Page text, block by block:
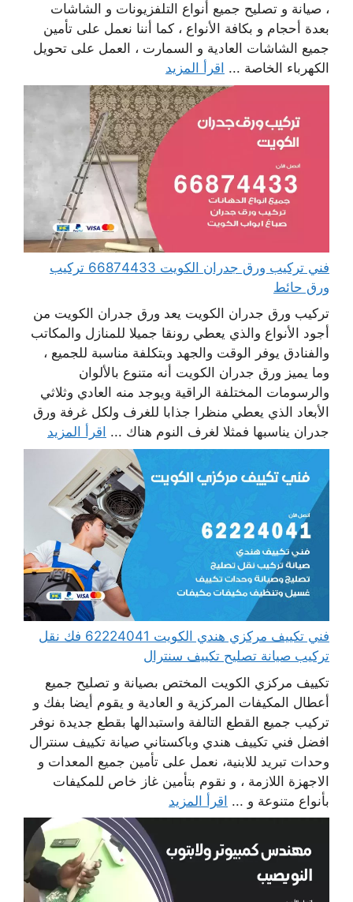
، صيانة و تصليح جميع أنواع التلفزيونات و الشاشات
بعدة أحجام و بكافة الأنواع ، كما أننا نعمل على تأمين
جميع الشاشات العادية و السمارت ، العمل على تحويل
الكهرباء الخاصة ... اقرأ المزيد
فني تركيب ورق جدران الكويت 66874433 تركيب
ورق حائط
تركيب ورق جدران الكويت يعد ورق جدران الكويت من
أجود الأنواع والذي يعطي رونقا جميلا للمنازل والمكاتب
والفنادق يوفر الوقت والجهد وبتكلفة مناسبة للجميع ،
وما يميز ورق جدران الكويت أنه متنوع بالألوان
والرسومات المختلفة الراقية ويوجد منه العادي وثلاثي
الأبعاد الذي يعطي منظرا جذابا للغرف ولكل غرفة ورق
جدران يناسبها فمثلا لغرف النوم هناك ... اقرأ المزيد
فني تكييف مركزي هندي الكويت 62224041 فك نقل
تركيب صيانة تصليح تكييف سنترال
تكييف مركزي الكويت المختص بصيانة و تصليح جميع
أعطال المكيفات المركزية و العادية و يقوم أيضا بفك و
تركيب جميع القطع التالفة واستبدالها بقطع جديدة نوفر
افضل فني تكييف هندي وباكستاني صيانة تكييف سنترال
وحدات تبريد للابنية، نعمل على تأمين جميع المعدات و
الاجهزة اللازمة ، و نقوم بتأمين غاز خاص للمكيفات
بأنواع متنوعة و ... اقرأ المزيد